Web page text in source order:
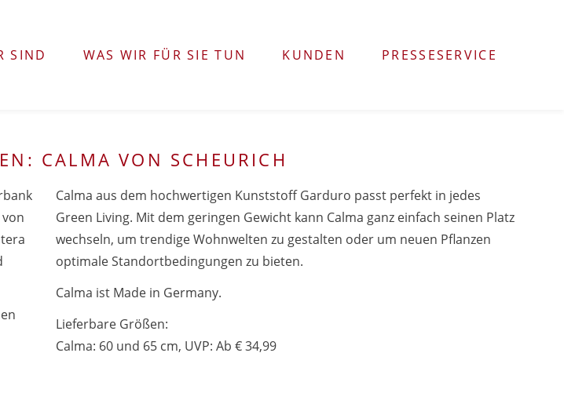
SIND WAS WIR FÜR SIE TUN KUNDEN PRESSESERVICE
CALMA VON SCHEURICH
Calma aus dem hochwertigen Kunststoff Garduro passt perfekt in jedes
Green Living. Mit dem geringen Gewicht kann Calma ganz einfach seinen Platz
wechseln, um trendige Wohnwelten zu gestalten oder um neuen Pflanzen
optimale Standortbedingungen zu bieten.
Calma ist Made in Germany.
Lieferbare Größen:
Calma: 60 und 65 cm, UVP: Ab € 34,99